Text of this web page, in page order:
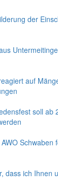
der
auf
soll ab
Schwaben
dass ich Ihnen